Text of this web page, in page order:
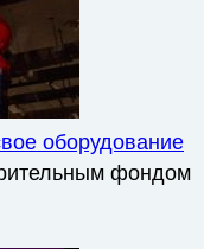
оборудование
фондом